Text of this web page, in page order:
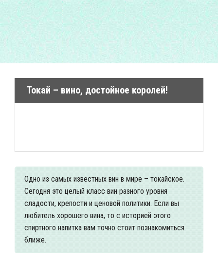
Токай – вино, достойное королей!
Одно из самых известных вин в мире – токайское.
Сегодня это целый класс вин разного уровня
сладости, крепости и ценовой политики. Если вы
любитель хорошего вина, то с историей этого
спиртного напитка вам точно стоит познакомиться
ближе.